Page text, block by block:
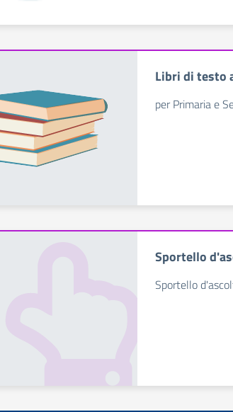
Libri di testo
per Primaria e
Sportello
Sportello